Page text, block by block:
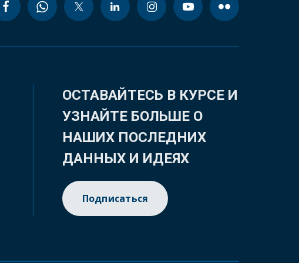
ОСТАВАЙТЕСЬ В КУРСЕ И
УЗНАЙТЕ БОЛЬШЕ О
НАШИХ ПОСЛЕДНИХ
ДАННЫХ И ИДЕЯХ
Подписаться